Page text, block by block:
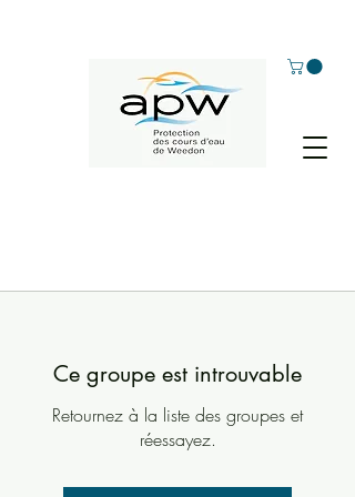
Ce groupe est introuvable
Retournez à la liste des groupes et
réessayez.